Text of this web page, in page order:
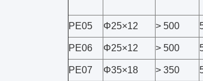
PE05 Φ25×12 > 500
PE06 Φ25×12 > 500
PE07 Φ35×18 > 350